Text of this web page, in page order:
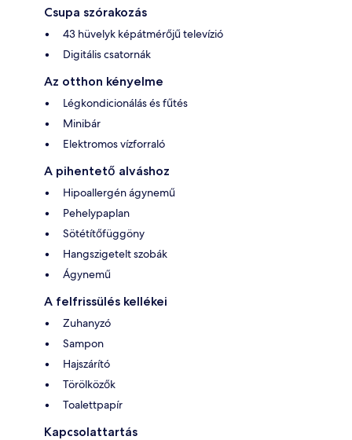
Csupa szórakozás
43 hüvelyk képátmérőjű televízió
Digitális csatornák
Az otthon kényelme
Légkondicionálás és fűtés
Minibár
Elektromos vízforraló
A pihentető alváshoz
Hipoallergén ágynemű
Pehelypaplan
Sötétítőfüggöny
Hangszigetelt szobák
Ágynemű
A felfrissülés kellékei
Zuhanyzó
Sampon
Hajszárító
Törölközők
Toalettpapír
Kapcsolattartás